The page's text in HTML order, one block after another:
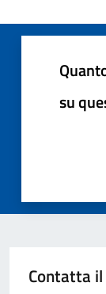
su
Contatta